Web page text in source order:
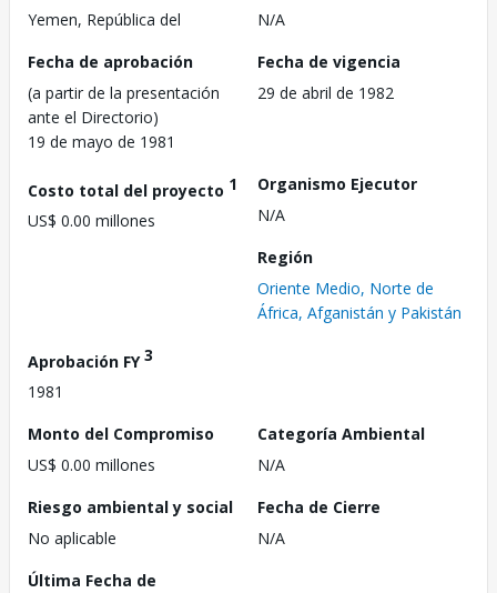
Yemen, República del
N/A
Fecha de aprobación
(a partir de la presentación
ante el Directorio)
19 de mayo de 1981
Fecha de vigencia
29 de abril de 1982
Costo total del proyecto 1
US$ 0.00 millones
Organismo Ejecutor
N/A
Región
Oriente Medio, Norte de
África, Afganistán y Pakistán
Aprobación FY3
1981
Monto del Compromiso
US$ 0.00 millones
Categoría Ambiental
N/A
Riesgo ambiental y social
No aplicable
Fecha de Cierre
N/A
Última Fecha de